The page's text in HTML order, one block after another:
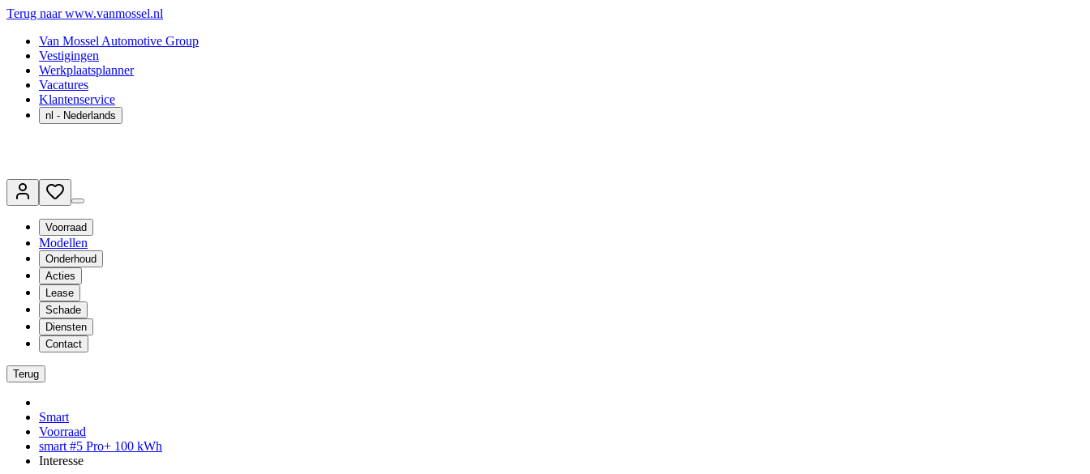
Terug naar www.vanmossel.nl
Van Mossel Automotive Group
Vestigingen
Werkplaatsplanner
Vacatures
Klantenservice
nl - Nederlands
Voorraad
Modellen
Onderhoud
Acties
Lease
Schade
Diensten
Contact
Terug
Smart
Voorraad
smart #5 Pro+ 100 kWh
Interesse